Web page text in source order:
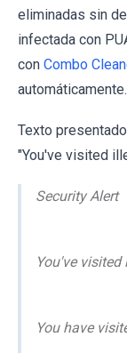
eliminadas sin
infectada con
con Combo
automáticamente.
Texto
"You've visited
Security Alert
You've
You have